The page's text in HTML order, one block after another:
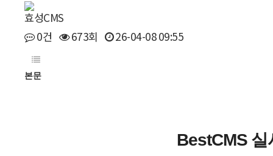
효성CMS
0건
673회 26-04-08 09:55
본문
BestCMS 실